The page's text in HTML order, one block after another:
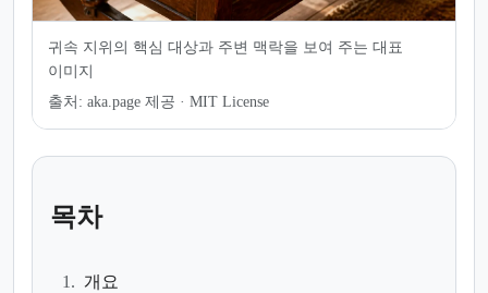
귀속 지위의 핵심 대상과 주변 맥락을 보여 주는 대표
이미지
출처: aka.page 제공 · MIT License
목차
1. 개요